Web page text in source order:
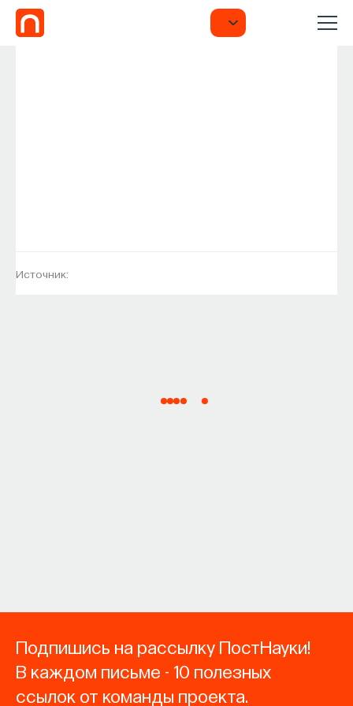
Источник:
Подпишись на рассылку ПостНауки!
В каждом письме - 10 полезных
ссылок от команды проекта.